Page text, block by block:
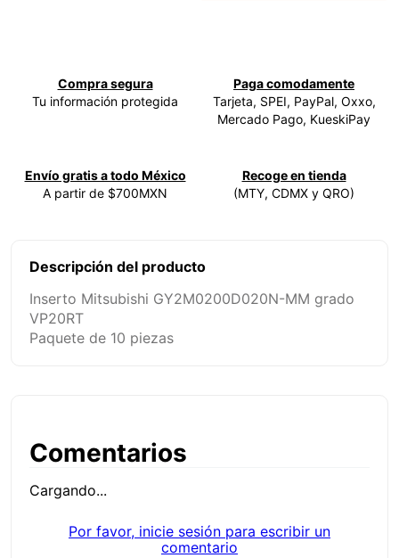
Compra segura
Tu información protegida
Paga comodamente
Tarjeta, SPEI, PayPal, Oxxo,
Mercado Pago, KueskiPay
Envío gratis a todo México
A partir de $700MXN
Recoge en tienda
(MTY, CDMX y QRO)
Descripción del producto
Inserto Mitsubishi GY2M0200D020N-MM grado
VP20RT
Paquete de 10 piezas
Comentarios
Cargando...
Por favor, inicie sesión para escribir un
comentario